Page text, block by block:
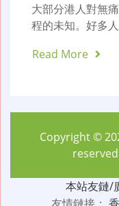
大部分港人對無
程的未知。好多
Read More
Copyright ©
本站友鏈/